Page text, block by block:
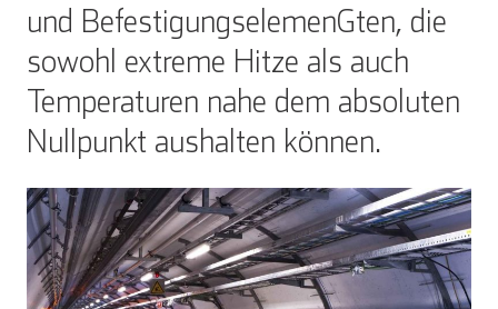
und Befestigungselemen¬ten, die
sowohl extreme Hitze als auch
Temperaturen nahe dem absoluten
Nullpunkt aushalten können.